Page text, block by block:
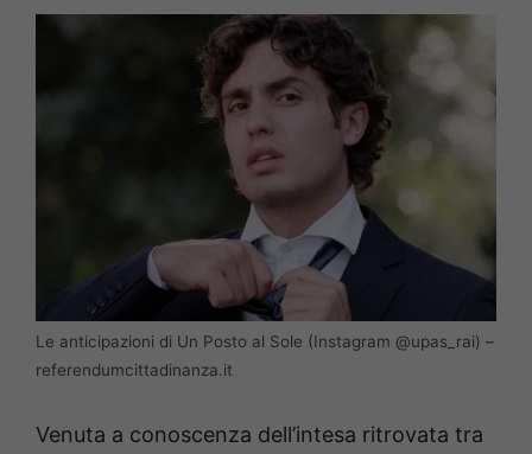
Le anticipazioni di Un Posto al Sole (Instagram @upas_rai) –
referendumcittadinanza.it
Venuta a conoscenza dell’intesa ritrovata tra